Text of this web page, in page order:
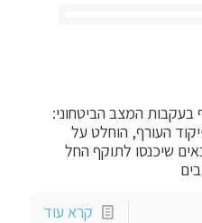
בעקבות המצב הביטחוני:
העורף, הוחלט על
שיכנסו לתוקף החל
קרא עוד